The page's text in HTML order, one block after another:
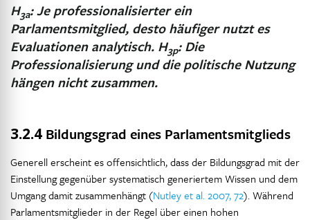
H3a: Je professionalisierter ein
Parlamentsmitglied, desto häufiger nutzt es
Evaluationen analytisch. H3p: Die
Professionalisierung und die politische Nutzung
hängen nicht zusammen.
3.2.4 Bildungsgrad eines Parlamentsmitglieds
Generell erscheint es offensichtlich, dass der Bildungsgrad mit der
Einstellung gegenüber systematisch generiertem Wissen und dem
Umgang damit zusammenhängt (Nutley et al. 2007, 72). Während
Parlamentsmitglieder in der Regel über einen hohen